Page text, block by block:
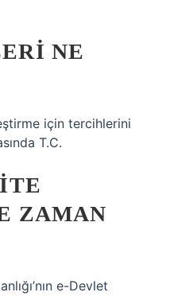
NE
için tercihlerini
T.C.
ZAMAN
e-Devlet